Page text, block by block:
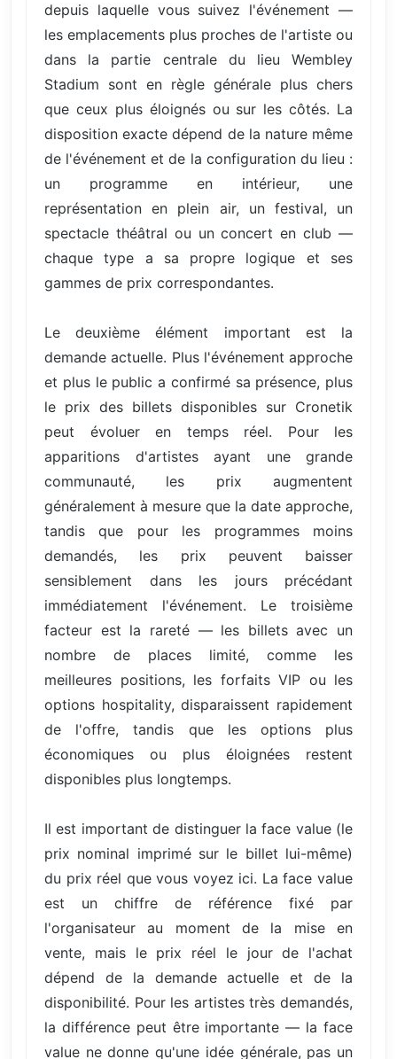
depuis laquelle vous suivez l'événement —
les emplacements plus proches de l'artiste ou
dans la partie centrale du lieu Wembley
Stadium sont en règle générale plus chers
que ceux plus éloignés ou sur les côtés. La
disposition exacte dépend de la nature même
de l'événement et de la configuration du lieu :
un programme en intérieur, une
représentation en plein air, un festival, un
spectacle théâtral ou un concert en club —
chaque type a sa propre logique et ses
gammes de prix correspondantes.
Le deuxième élément important est la
demande actuelle. Plus l'événement approche
et plus le public a confirmé sa présence, plus
le prix des billets disponibles sur Cronetik
peut évoluer en temps réel. Pour les
apparitions d'artistes ayant une grande
communauté, les prix augmentent
généralement à mesure que la date approche,
tandis que pour les programmes moins
demandés, les prix peuvent baisser
sensiblement dans les jours précédant
immédiatement l'événement. Le troisième
facteur est la rareté — les billets avec un
nombre de places limité, comme les
meilleures positions, les forfaits VIP ou les
options hospitality, disparaissent rapidement
de l'offre, tandis que les options plus
économiques ou plus éloignées restent
disponibles plus longtemps.
Il est important de distinguer la face value (le
prix nominal imprimé sur le billet lui-même)
du prix réel que vous voyez ici. La face value
est un chiffre de référence fixé par
l'organisateur au moment de la mise en
vente, mais le prix réel le jour de l'achat
dépend de la demande actuelle et de la
disponibilité. Pour les artistes très demandés,
la différence peut être importante — la face
value ne donne qu'une idée générale, pas un